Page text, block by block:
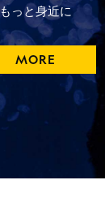
もっと身近に
MORE